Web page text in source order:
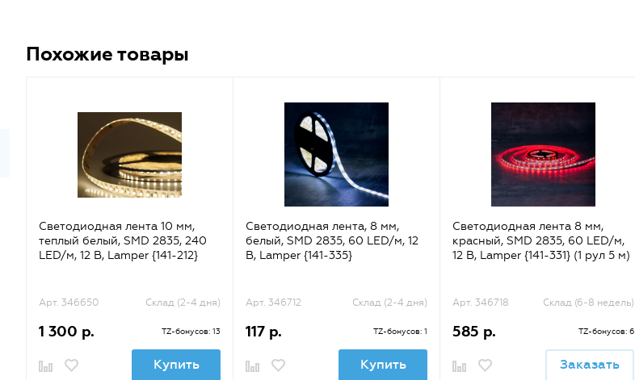
Похожие товары
Светодиодная лента 10 мм,
теплый белый, SMD 2835, 240
LED/м, 12 В, Lamper {141-212}
Арт. 346650 Склад (2-4 дня)
1 300 р. TZ-бонусов: 13
Купить
Светодиодная лента, 8 мм,
белый, SMD 2835, 60 LED/м, 12
В, Lamper {141-335}
Арт. 346712 Склад (2-4 дня)
117 р. TZ-бонусов: 1
Купить
Светодиодная лента 8 мм,
красный, SMD 2835, 60 LED/м,
12 В, Lamper {141-331} (1 рул 5 м)
Арт. 346718 Склад (6-8 недель)
585 р. TZ-бонусов: 6
Заказать